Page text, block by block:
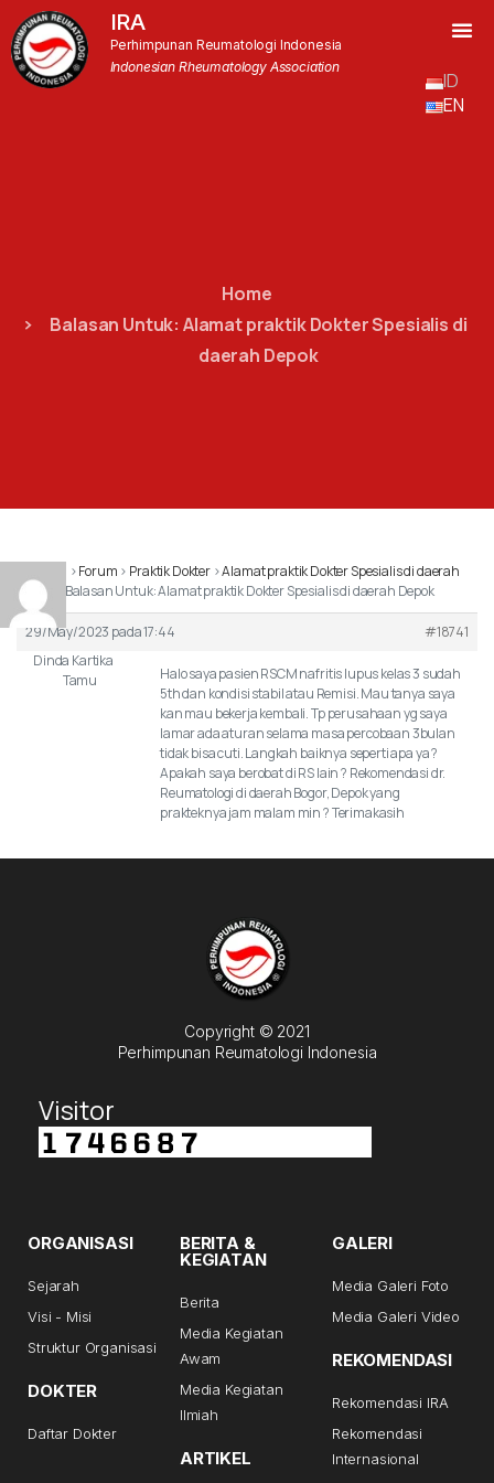
IRA
Perhimpunan Reumatologi Indonesia
Indonesian Rheumatology Association
ID
EN
Home
Balasan Untuk: Alamat praktik Dokter Spesialis di
daerah Depok
›Forum › Praktik Dokter ›Alamat praktik Dokter Spesialis di daerah
Depok
Balasan Untuk: Alamat praktik Dokter Spesialis di daerah Depok
29/May/2023 pada 17:44
#18741
Dinda Kartika
Tamu
Halo saya pasien RSCM nafritis lupus kelas 3 sudah
5th dan kondisi stabil atau Remisi. Mau tanya saya
kan mau bekerja kembali. Tp perusahaan yg saya
lamar ada aturan selama masa percobaan 3bulan
tidak bisa cuti. Langkah baiknya seperti apa ya ?
Apakah saya berobat di RS lain ? Rekomendasi dr.
Reumatologi di daerah Bogor, Depok yang
prakteknya jam malam min ? Terimakasih
Copyright © 2021
Perhimpunan Reumatologi Indonesia
Visitor
ORGANISASI
Sejarah
Visi - Misi
Struktur Organisasi
DOKTER
Daftar Dokter
BERITA &
KEGIATAN
Berita
Media Kegiatan
Awam
Media Kegiatan
Ilmiah
ARTIKEL
GALERI
Media Galeri Foto
Media Galeri Video
REKOMENDASI
Rekomendasi IRA
Rekomendasi
Internasional